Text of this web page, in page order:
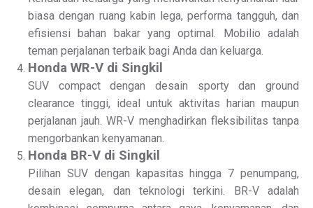
biasa dengan ruang kabin lega, performa tangguh, dan
efisiensi bahan bakar yang optimal. Mobilio adalah
teman perjalanan terbaik bagi Anda dan keluarga.
Honda WR-V di Singkil
SUV compact dengan desain sporty dan ground
clearance tinggi, ideal untuk aktivitas harian maupun
perjalanan jauh. WR-V menghadirkan fleksibilitas tanpa
mengorbankan kenyamanan.
Honda BR-V di Singkil
Pilihan SUV dengan kapasitas hingga 7 penumpang,
desain elegan, dan teknologi terkini. BR-V adalah